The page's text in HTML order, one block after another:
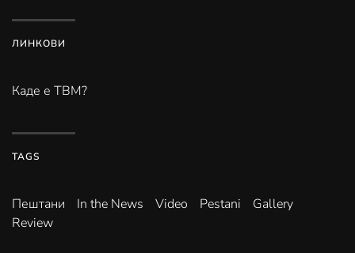
ЛИНКОВИ
Каде е ТВМ?
TAGS
Пештани In the News Video Pestani
Gallery
Review